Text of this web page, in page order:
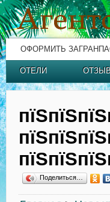
ОФОРМИТЬ
ОТЕЛИ
Поделиться…